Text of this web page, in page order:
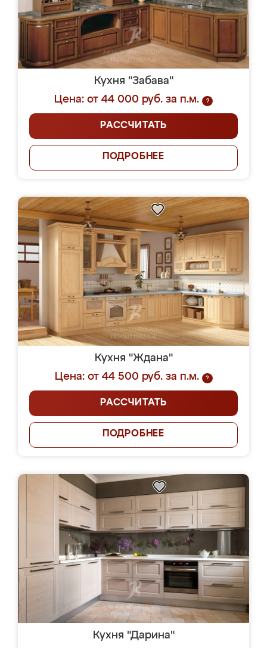
Кухня "Забава"
Цена: от 44 000 руб. за п.м.
?
РАССЧИТАТЬ
ПОДРОБНЕЕ
Кухня "Ждана"
Цена: от 44 500 руб. за п.м.
?
РАССЧИТАТЬ
ПОДРОБНЕЕ
Кухня "Дарина"